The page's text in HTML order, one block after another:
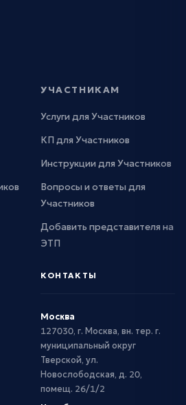
УЧАСТНИКАМ
Услуги для Участников
КП для Участников
Инструкции для Участников
Вопросы и ответы для
Участников
Добавить представителя на
ЭТП
КОНТАКТЫ
Москва
127030, г. Москва, вн. тер. г.
муниципальный округ
Тверской, ул.
Новослободская, д. 20,
помещ. 26/1/2